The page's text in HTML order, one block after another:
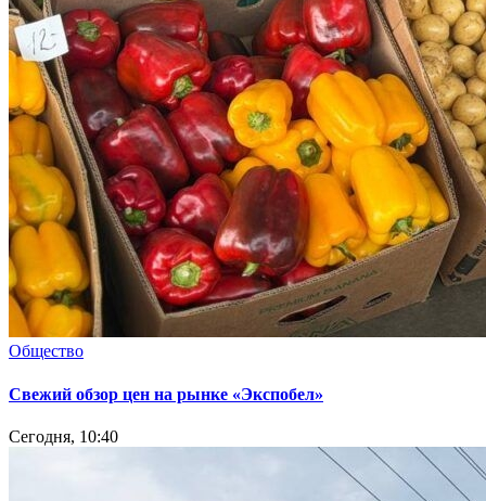
Общество
Свежий обзор цен на рынке «Экспобел»
Сегодня, 10:40